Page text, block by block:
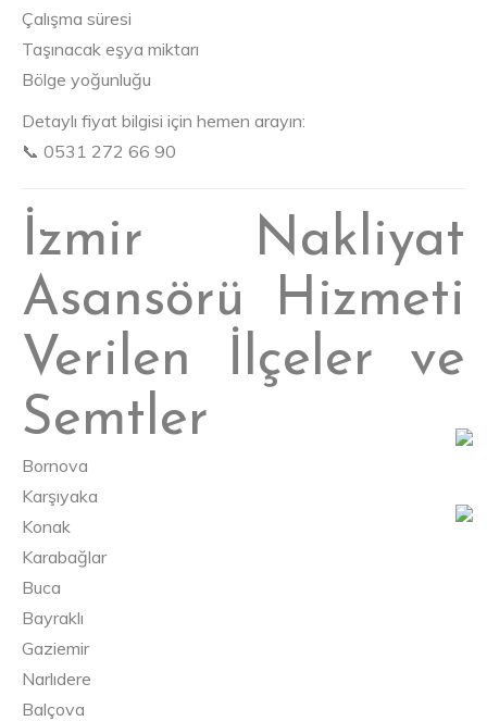
Çalışma süresi
Taşınacak eşya miktarı
Bölge yoğunluğu
Detaylı fiyat bilgisi için hemen arayın:
📞 0531 272 66 90
İzmir Nakliyat
Asansörü Hizmeti
Verilen İlçeler ve
Semtler
Bornova
Karşıyaka
Konak
Karabağlar
Buca
Bayraklı
Gaziemir
Narlıdere
Balçova